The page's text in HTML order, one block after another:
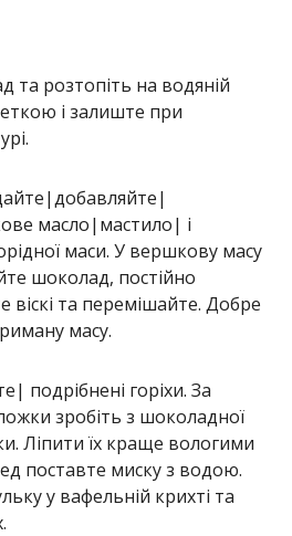
та розтопіть на водяній
і залиште при
масло|мастило| і
маси. У вершкову масу
шоколад, постійно
та перемішайте. Добре
масу.
подрібнені горіхи. За
зробіть з шоколадної
Ліпити їх краще вологими
поставте миску з водою.
у вафельній крихті та